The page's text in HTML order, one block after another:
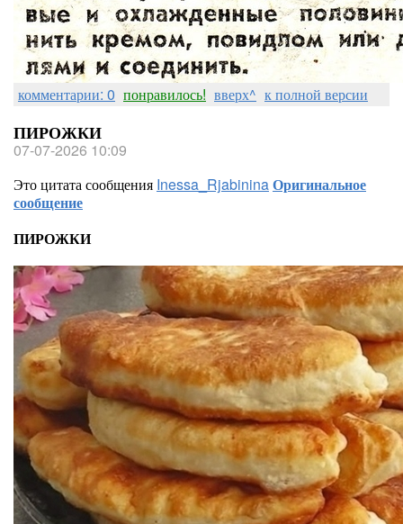
комментарии: 0 понравилось! вверх^ к полной версии
ПИРОЖКИ
07-07-2026 10:09
Это цитата сообщения Inessa_RjabininaОригинальное
сообщение
ПИРОЖКИ